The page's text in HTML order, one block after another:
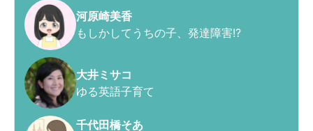
河原崎美香
もしかしてうちの子、発達障害!?
大井ミサコ
ゆる英語子育て
千代田橋そあ